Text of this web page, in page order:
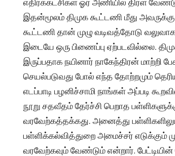
எதிர்க்கட்சிகள் ஓர் அணியில் திரள
இதன்மூலம் திமுக கூட்டணி மீது
கூட்டணி தான் முழு வடிவத்தோடு
இடையே ஒரு பிணைப்பு ஏற்படவில்லை.
இருப்பதாக நயினார் நாகேந்திரன் மாற்றி
செயல்படுவது போல் எந்த தோற்றமும்
எடப்பாடி பழனிச்சாமி நாங்கள் அப்படி
நூறு சதவீதம் தேர்ச்சி பெறாத
வரவேற்கத்தக்கது. அனைத்து
பள்ளிக்கல்வித்துறை அமைச்சர் எடுக்கும்
வரவேற்கவும் வேண்டும் என்றார்.